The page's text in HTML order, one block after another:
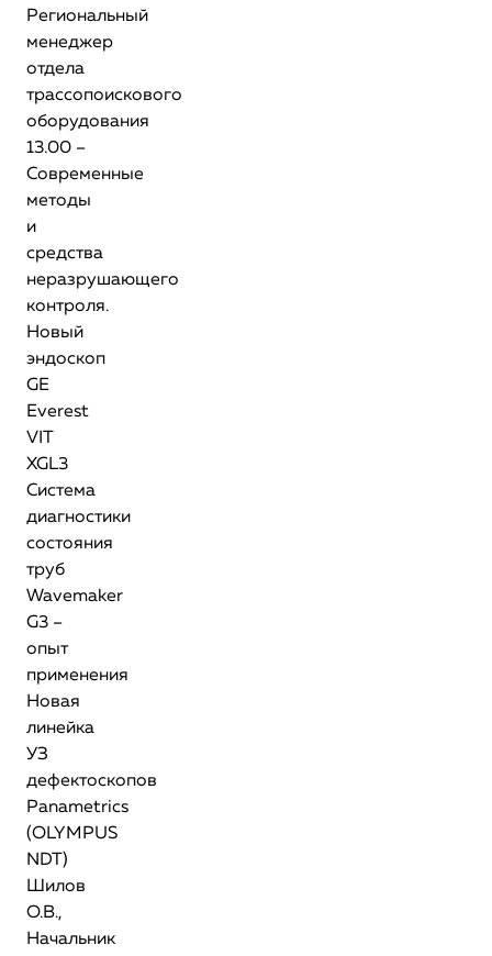
Региональный
менеджер
отдела
трассопоискового
оборудования
13.00 –
Современные
методы
и
средства
неразрушающего
контроля.
Новый
эндоскоп
GE
Everest
VIT
XGL3
Система
диагностики
состояния
труб
Wavemaker
G3 –
опыт
применения
Новая
линейка
УЗ
дефектоскопов
Panametrics
(OLYMPUS
NDT)
Шилов
О.В.,
Начальник